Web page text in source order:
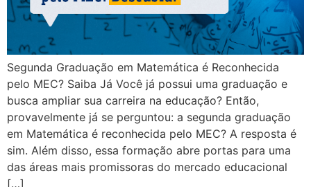
Segunda Graduação em Matemática é Reconhecida
pelo MEC? Saiba Já Você já possui uma graduação e
busca ampliar sua carreira na educação? Então,
provavelmente já se perguntou: a segunda graduação
em Matemática é reconhecida pelo MEC? A resposta é
sim. Além disso, essa formação abre portas para uma
das áreas mais promissoras do mercado educacional
[…]